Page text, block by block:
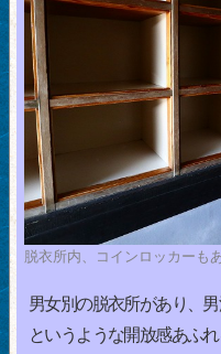
脱衣所内、コインロッカーも
男女別の脱衣所があり、
というような開放感あふ